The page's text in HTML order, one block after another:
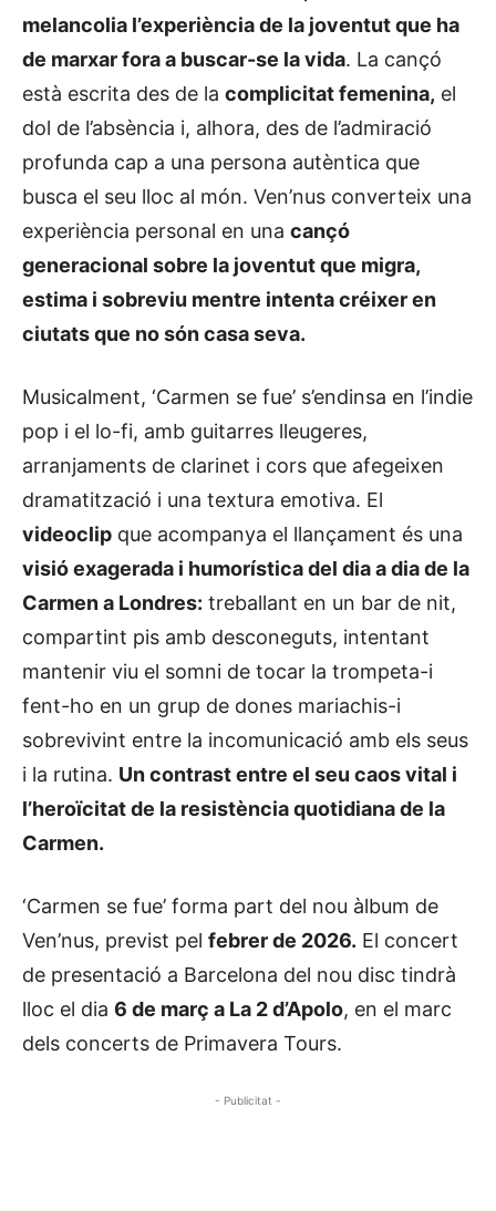
melancolia l’experiència de la joventut que ha
de marxar fora a buscar-se la vida. La cançó
està escrita des de la complicitat femenina, el
dol de l’absència i, alhora, des de l’admiració
profunda cap a una persona autèntica que
busca el seu lloc al món. Ven’nus converteix una
experiència personal en una cançó
generacional sobre la joventut que migra,
estima i sobreviu mentre intenta créixer en
ciutats que no són casa seva.
Musicalment, ‘Carmen se fue’ s’endinsa en l’indie
pop i el lo-fi, amb guitarres lleugeres,
arranjaments de clarinet i cors que afegeixen
dramatització i una textura emotiva. El
videoclip que acompanya el llançament és una
visió exagerada i humorística del dia a dia de la
Carmen a Londres: treballant en un bar de nit,
compartint pis amb desconeguts, intentant
mantenir viu el somni de tocar la trompeta-i
fent-ho en un grup de dones mariachis-i
sobrevivint entre la incomunicació amb els seus
i la rutina. Un contrast entre el seu caos vital i
l’heroïcitat de la resistència quotidiana de la
Carmen.
‘Carmen se fue’ forma part del nou àlbum de
Ven’nus, previst pel febrer de 2026. El concert
de presentació a Barcelona del nou disc tindrà
lloc el dia 6 de març a La 2 d’Apolo, en el marc
dels concerts de Primavera Tours.
- Publicitat -